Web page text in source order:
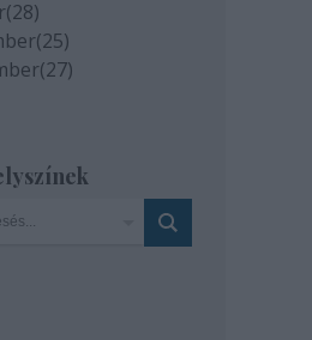
(28)
(25)
(27)